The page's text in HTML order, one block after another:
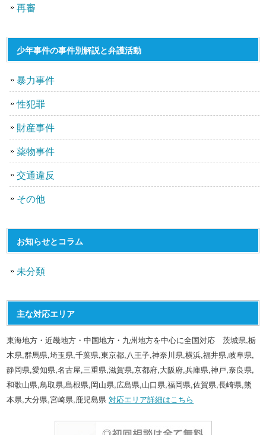
再審
少年事件の事件別解説と弁護活動
暴力事件
性犯罪
財産事件
薬物事件
交通違反
その他
お知らせとコラム
未分類
主な対応エリア
東海地方・近畿地方・中国地方・九州地方を中心に全国対応 茨城県,栃
木県,群馬県,埼玉県,千葉県,東京都,八王子,神奈川県,横浜,福井県,岐阜県,
静岡県,愛知県,名古屋,三重県,滋賀県,京都府,大阪府,兵庫県,神戸,奈良県,
和歌山県,鳥取県,島根県,岡山県,広島県,山口県,福岡県,佐賀県,長崎県,熊
本県,大分県,宮崎県,鹿児島県対応エリア詳細はこちら